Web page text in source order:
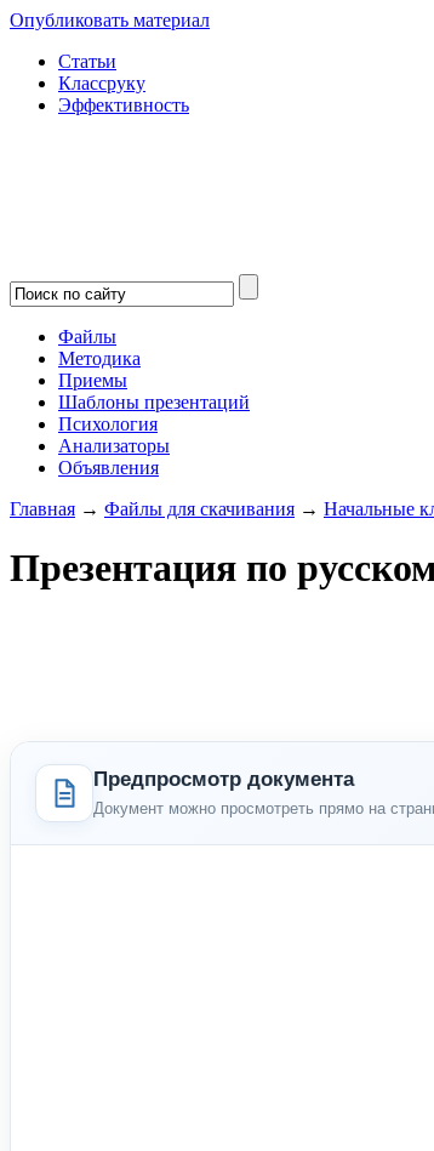
Опубликовать материал
Статьи
Классруку
Эффективность
Файлы
Методика
Приемы
Шаблоны презентаций
Психология
Анализаторы
Объявления
Главная → Файлы для скачивания → Начальные
Презентация по
Предпросмотр документа
Документ можно просмотреть прямо на